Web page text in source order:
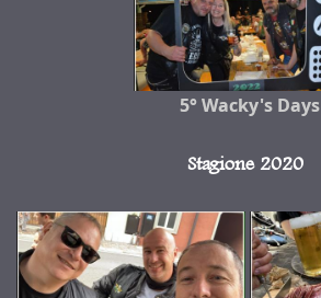
5° Wacky's Days
Stagione 2020